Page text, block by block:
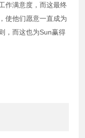
作满意度，而这最终
使他们愿意一直成为
，而这也为Sun赢得